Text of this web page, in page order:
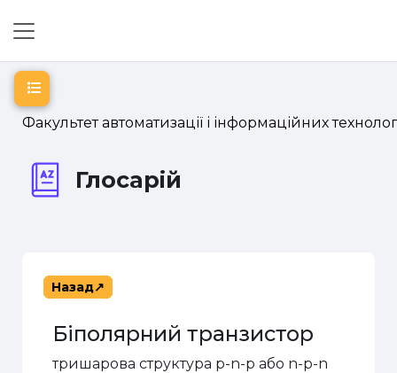
Факультет автоматизації і інформаційних
Глосарій
Відкритий покажчик курсу
Назад
Біполярний транзистор
тришарова структура p-n-p або n-p-n